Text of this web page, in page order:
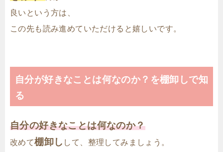
良いという方は、
この先も読み進めていただけると嬉しいです。
自分が好きなことは何なのか？を棚卸しで知
る
自分の好きなことは何なのか？
改めて棚卸し して、整理してみましょう。